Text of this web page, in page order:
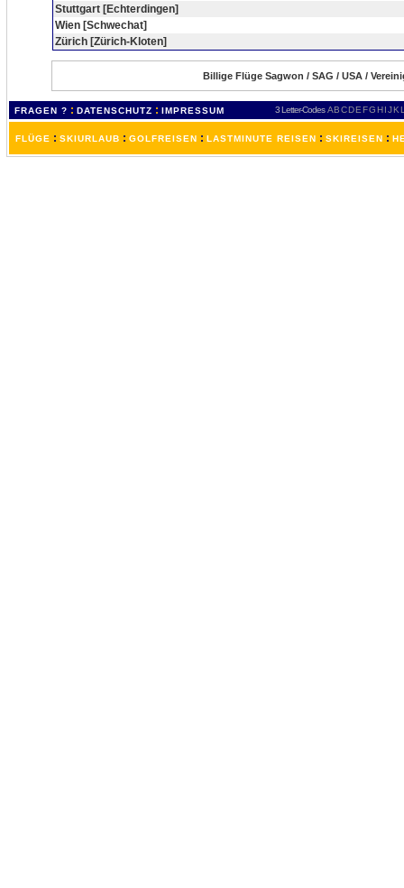
Stuttgart [Echterdingen]
Wien [Schwechat]
Zürich [Zürich-Kloten]
Billige Flüge Sagwon / SAG / USA /
FRAGEN ? : DATENSCHUTZ : IMPRESSUM 3 Letter-Codes ABCDEFGH IJKL
FLÜGE : SKIURLAUB : GOLFREISEN : LASTMINUTE REISEN : SKIREISEN :